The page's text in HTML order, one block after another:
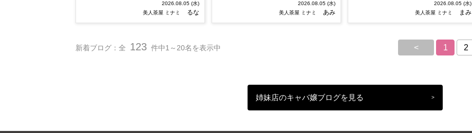
2026.08.05 (水)
美人茶屋 ミナミ
るな
2026.08.05 (水)
美人茶屋 ミナミ
あみ
2026.08.05 (水)
美人茶屋 ミナミ
まみ
新着ブログ：全 123 件中1～20名を表示中 < 1 2
姉妹店のキャバ嬢ブログを見る >